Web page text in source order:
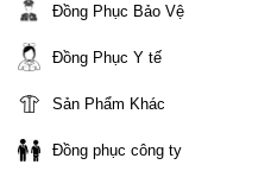
Đồng Phục Bảo Vệ
Đồng Phục Y tế
Sản Phẩm Khác
Đồng phục công ty